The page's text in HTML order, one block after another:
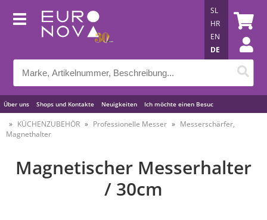
Über uns Shops und Kontakte Neuigkeiten Ich möchte einen Besuc
Nützliche Tipps
SL
HR
EN
DE
KÜCHENZUBEHÖR Professionelle Messer
Messerschärfer,
Magnethalter
Magnetischer Messerhalter
/ 30cm